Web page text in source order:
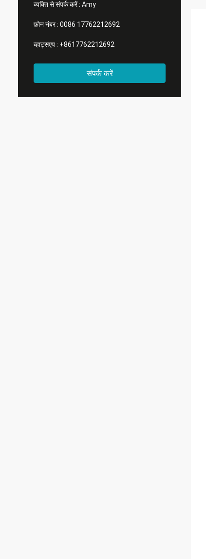
व्यक्ति से संपर्क करें : Amy
फ़ोन नंबर : 0086 17762212692
व्हाट्सएप : +8617762212692
संपर्क करें